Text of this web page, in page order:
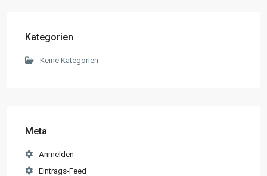
Kategorien
Keine Kategorien
Meta
Anmelden
Eintrags-Feed